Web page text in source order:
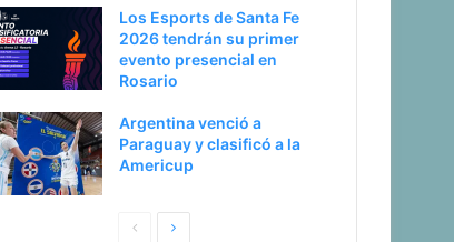
Los Esports de Santa Fe
2026 tendrán su primer
evento presencial en
Rosario
Argentina venció a
Paraguay y clasificó a la
Americup